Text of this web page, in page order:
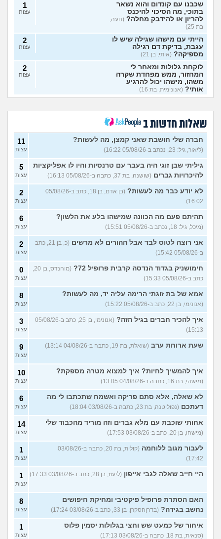
שכבנו עם קונדום והוא נשאר
בתוכי, מה הסיכוי להיכנס
להריון או להידבק מחלה? (נועה,
בת 25)
1
עצות
הייתי עם מישהו שגילה שיש לו
עגבת, בדיקת דם רגילה
מספיקה? (איתי, בן 21)
2
עצות
לוקחת גלולות ומאחר לי
המחזור, ממש מפחדת שקרה
משהו, מישהו יכול להרגיע
אותי? (אנונימית, בת 16)
2
עצות
הגלולה האחרונה והוא גמר
בפנים, מתי להתחיל בחדשה?
אני מוגנת?
(חיילת, בת 20)
עצות
קיים יחסים בעבר אבל קרוב
לשנה לא עשה את זה, האם יש
צורך בבדיקות אחרי כמעט
שנה?
6
עצות
הוא גמר לי בפה והודיע שחיובי
(דן, בן 24)
2
שכבתי עם סטוץ בלי קונדום
ואני מפחדת מההשלכות
וממחלות, מה לעשות?
(אליה, בת 30)
9
בהנחה שהאישה נשאית עם
פצע פתוח בפה, מה הסיכוי
להידבק באיידס מכך?
2
יש לה מיקופלזמה חיובית בשתן
והיא לקראת סיום שבוע של
טיפול,קונדום יגן עליי מספיק?
(אנונימי, בן 32)
1
אני יכול להידבק במחלות
כשאני מתנשק או מוצץ? ממש
בלחץ מזה, איך להתנהל עם
זה? (סער, בן 24)
1
עצות
הייתי בעיסוי אירוטי והמעסה
מין? (גבר, בן 24)
2
עצות
פפילומה מסוכנת לגברים? מה
התסמינים? זה עובר לבד?
(וולרי, בן 36)
2
יעילות קונדום יכולה לרדת
אחרי מין אוראלי? אני צריך
להיבדק לHIV ומחלות מין?
(אוליבר, בן 23)
2
עצות
הייתי עם מישהי שיש לה
פפילומה אבל שמתי קונדום כל
האקט, להילחץ?
8
עצות
עברו 3 ימים מהסקס, שורף לי
אחרי הפיפי והיה לי קצת דם על
(מיילי, בת 18)
אם קיבלתי מחזור לפני
שנגמרה החבילה של הגלולות,
להתחיל חדשה או לסיים את
הנוכחית? (לירון, בת 18)
2
שאלות חדשות ב
חברה שלי חושבת שאני קמצן, מה לעשות?
(ליאור, גיל: 23, נכתב ב-05/08/26 16:22)
11
עצות
גיליתי שבן זוגי היה בעבר עם טרנסיות והיו לו אפליקציות
להיכרויות גברים (שושנה, בת 37, כתבה ב-05/08/26 16:13)
5
עצות
לא יודע כבר מה לעשות?
(בן אדם, בן 18, כתב ב-05/08/26
16:02)
2
עצות
תהיתם פעם מה הכוונה שמישהו בלע את הלשון?
(מיכל, גיל: 18, נכתב ב-05/08/26 15:51)
6
עצות
אני רוצה לטוס לבד אבל ההורים לא מרשים
(כ, בן 21, כתב
ב-05/08/26 15:42)
2
עצות
חימושניק בגדוד הנדסה קרבית פרופיל 72?
(מוהנדס, בן 20,
כתב ב-05/08/26 15:33)
0
עצות
אמא של בת זוגתי הרימה עליה יד, מה לעשות?
(אנונימי, בן 22, כתב ב-05/08/26 15:22)
8
עצות
איך להכיר חברים בגיל הזה?
(אנונימי, בן 25, כתב ב-05/08/26
15:13)
3
עצות
שעת ארוחת ערב (שואלת, בת 19, כתבה ב-04/08/26 13:14) 9
עצות
איך להמשיך לחיות? איך למצוא מטרה מספקת?
(מישהי, בת 16, כתבה ב-04/08/26 13:05)
10
עצות
לא שאלה, אלא סתם פריקה ואשמח שתכתבו לי מה
דעתכם (נפוליטנה, בת 23, כתבה ב-03/08/26 18:04)
6
עצות
אחותי שוכבת עם מלא גברים וזה מוריד מהכבוד שלי
(מישהו, בן 20, כתב ב-03/08/26 17:53)
14
עצות
לעבור מגוב ללוחמה
(קולית, בת 20, כתבה ב-03/08/26
17:42)
1
עצות
היי חייב שאלה לגבי אייפון (ליעוז, בן 28, כתב ב-03/08/26 17:33) 1
עצות
האם הסתרת פרופיל פיקטיבי ומחיקת חיפושים
נחשב בגידה? (בדרןהסקרן, בן 33, כתב ב-03/08/26 17:24)
8
עצות
איחור של כמעט שש וחצי בגלולות יסמין פלוס
(סנאית, בת 18, כתבה ב-03/08/26 17:13)
1
עצות